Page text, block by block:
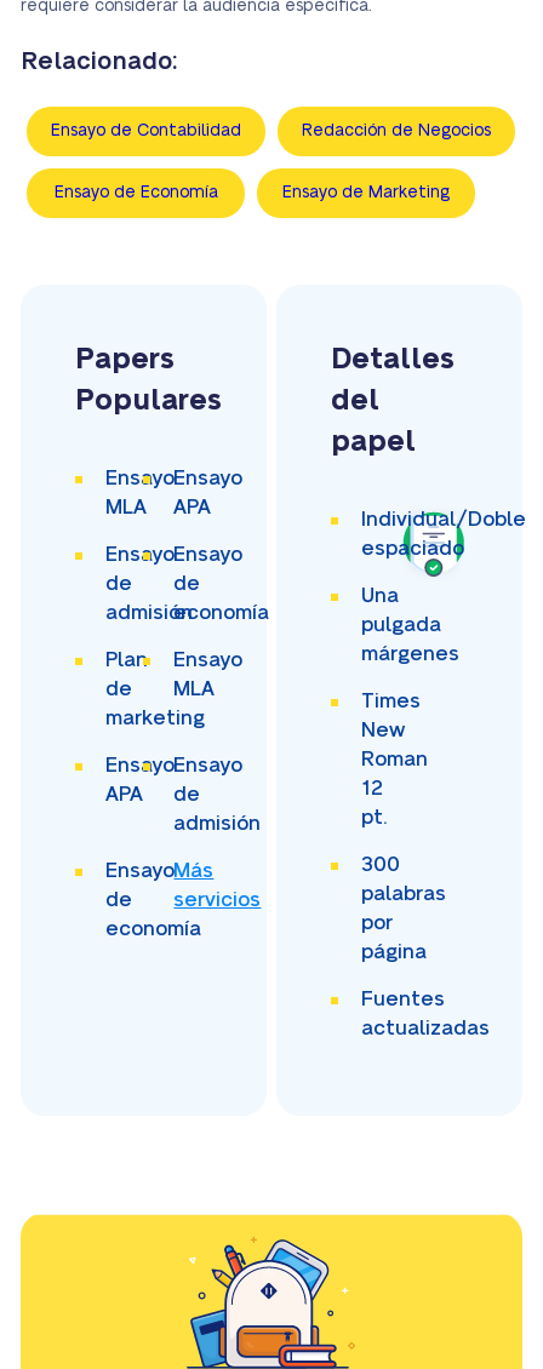
requiere considerar la audiencia específica.
Relacionado:
Ensayo de Contabilidad Redacción de Negocios
Ensayo de Economía Ensayo de Marketing
Papers
Populares
Ensayo
MLA
Ensayo
APA
Ensayo
de
admisión
Ensayo
de
economía
Plan
de
marketing
Ensayo
MLA
Ensayo
APA
Ensayo
de
admisión
Ensayo
de
economía
Más
servicios
Detalles
del
papel
Individual/Doble
espaciado
Una
pulgada
márgenes
Times
New
Roman
12
pt.
300
palabras
por
página
Fuentes
actualizadas